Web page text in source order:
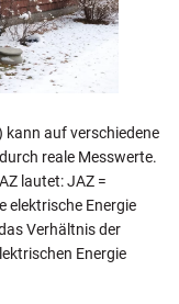
kann auf verschiedene
reale Messwerte.
lautet: JAZ =
elektrische Energie
Verhältnis der
Energie